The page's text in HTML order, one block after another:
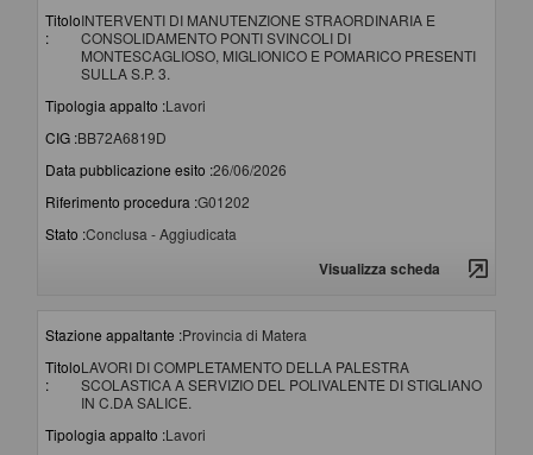
Titolo
:
INTERVENTI DI MANUTENZIONE STRAORDINARIA E
CONSOLIDAMENTO PONTI SVINCOLI DI
MONTESCAGLIOSO, MIGLIONICO E POMARICO PRESENTI
SULLA S.P. 3.
Tipologia appalto :Lavori
CIG :BB72A6819D
Data pubblicazione esito :26/06/2026
Riferimento procedura :G01202
Stato :Conclusa - Aggiudicata
Visualizza scheda
Stazione appaltante :Provincia di Matera
Titolo
:
LAVORI DI COMPLETAMENTO DELLA PALESTRA
SCOLASTICA A SERVIZIO DEL POLIVALENTE DI STIGLIANO
IN C.DA SALICE.
Tipologia appalto :Lavori